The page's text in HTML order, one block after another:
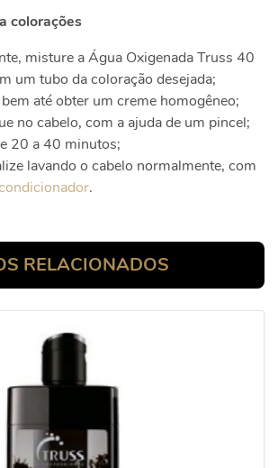
colorações
misture a Água Oxigenada Truss 40
um tubo da coloração desejada;
até obter um creme homogêneo;
no cabelo, com a ajuda de um pincel;
20 a 40 minutos;
lavando o cabelo normalmente, com
.
RELACIONADOS